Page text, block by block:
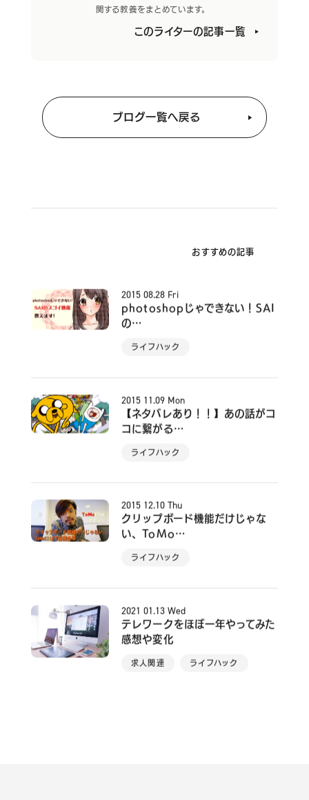
関する教養をまとめています。
このライターの記事一覧
ブログ一覧へ戻る
おすすめの記事
2015 08.28 Fri
photoshopじゃできない！SAI
の…
ライフハック
2015 11.09 Mon
【ネタバレあり！！】あの話がコ
コに繋がる…
ライフハック
2015 12.10 Thu
クリップボード機能だけじゃな
い、ToMo…
ライフハック
2021 01.13 Wed
テレワークをほぼ一年やってみた
感想や変化
求人関連 ライフハック